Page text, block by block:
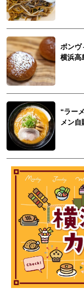
ボンヴ
横浜高
“ラー
メン自